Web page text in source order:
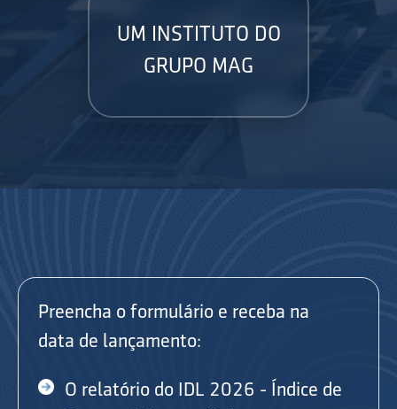
UM INSTITUTO DO
GRUPO MAG
Preencha o formulário e receba na
data de lançamento:
O relatório do IDL 2026 - Índice de